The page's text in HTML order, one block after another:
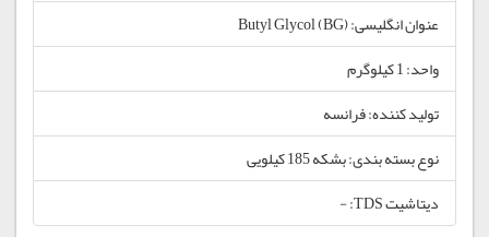
عنوان انگلیسی: Butyl Glycol (BG)
واحد: 1 کیلوگرم
تولید کننده: فرانسه
نوع بسته بندی: بشکه 185 کیلویی
دیتاشیت TDS: -